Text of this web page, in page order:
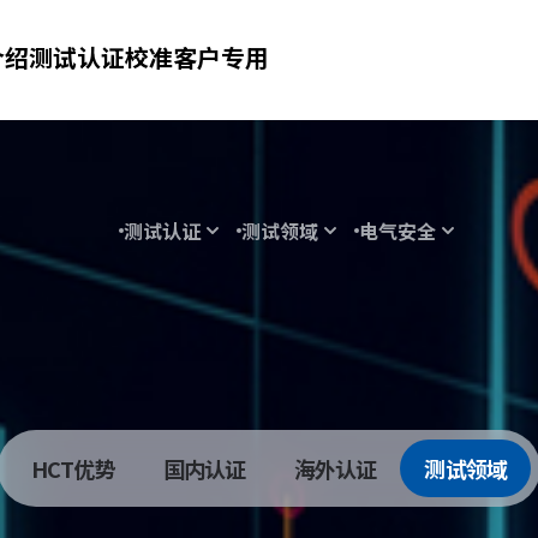
测试认证校准客户专用
测试认证 测试领域 电气安全
测试区域
HCT优势 国内认证 海外认证 测试领域